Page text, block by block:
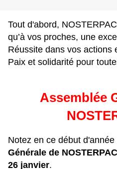
Tout d'abord,
qu’à vos proches, une
Réussite dans vos actions
Paix et solidarité pour
Assemblée
Notez en ce début d'année
Générale de
26 janvier.